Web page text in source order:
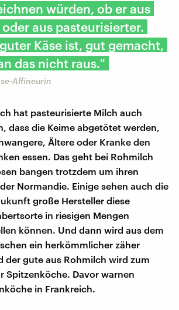
würden, ob er aus
aus pasteurisierter.
Käse ist, gut gemacht,
das nicht raus."
Affineurin
hat pasteurisierte Milch auch
dass die Keime abgetötet werden,
Ältere oder Kranke den
essen. Das geht bei Rohmilch
bangen trotzdem um ihren
Normandie. Einige sehen auch die
große Hersteller diese
in riesigen Mengen
können. Und dann wird aus dem
ein herkömmlicher zäher
der gute aus Rohmilch wird zum
Spitzenköche. Davor warnen
in Frankreich.